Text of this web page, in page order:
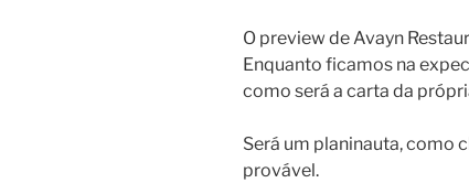
O preview de Avayn
Enquanto ficamos na
como será a carta da
Será um planinauta, como
provável.